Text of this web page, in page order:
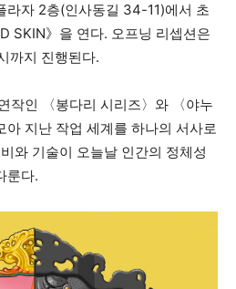
라자 2층(인사동길 34-11)에서 초
SKIN》을 연다. 오프닝 리셉션은
까지 진행된다.
작인 〈봉다리 시리즈〉와 〈야누
아 지난 작업 세계를 하나의 서사로
와 기술이 오늘날 인간의 정체성
룬다.